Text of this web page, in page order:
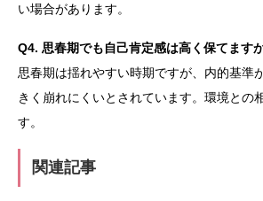
い場合があります。
Q4. 思春期でも自己肯定感は高く保てます
思春期は揺れやすい時期ですが、内的基準
きく崩れにくいとされています。環境との
す。
関連記事